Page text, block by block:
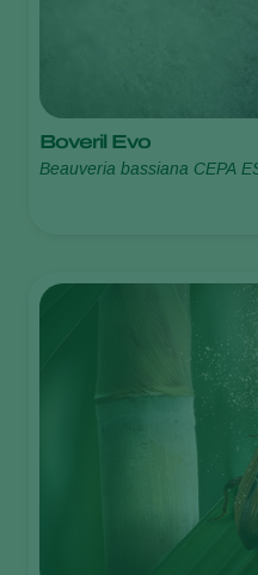
Boveril Evo
Beauveria bassiana CEPA